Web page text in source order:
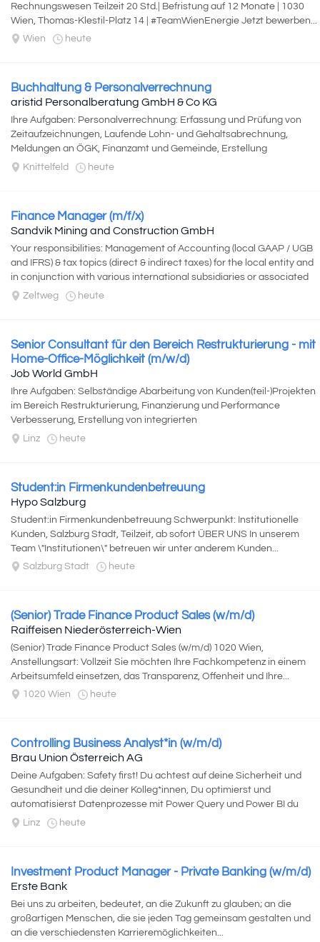
Rechnungswesen Teilzeit 20 Std.| Befristung auf 12 Monate | 1030
Wien, Thomas-Klestil-Platz 14 | #TeamWienEnergie Jetzt bewerben...
Wien
heute
Buchhaltung & Personalverrechnung
aristid Personalberatung GmbH & Co KG
Ihre Aufgaben: Personalverrechnung: Erfassung und Prüfung von
Zeitaufzeichnungen, Laufende Lohn- und Gehaltsabrechnung,
Meldungen an ÖGK, Finanzamt und Gemeinde, Erstellung
personalbezogener Dokumente und...
Knittelfeld heute
Finance Manager (m/f/x)
Sandvik Mining and Construction GmbH
Your responsibilities: Management of Accounting (local GAAP / UGB
and IFRS) & tax topics (direct & indirect taxes) for the local entity and
in conjunction with various international subsidiaries or associated
entities. Directing...
Zeltweg heute
Senior Consultant für den Bereich Restrukturierung - mit
Home-Office-Möglichkeit (m/w/d)
Job World GmbH
Ihre Aufgaben: Selbständige Abarbeitung von Kunden(teil-)Projekten
im Bereich Restrukturierung, Finanzierung und Performance
Verbesserung, Erstellung von integrierten
Unternehmsplanungen/Finanzmodellen...
Linz heute
Student:in Firmenkundenbetreuung
Hypo Salzburg
Student:in Firmenkundenbetreuung Schwerpunkt: Institutionelle
Kunden, Salzburg Stadt, Teilzeit, ab sofort ÜBER UNS In unserem
Team \"Institutionen\" betreuen wir unter anderem Kunden...
Salzburg Stadt
heute
(Senior) Trade Finance Product Sales (w/m/d)
Raiffeisen Niederösterreich-Wien
(Senior) Trade Finance Product Sales (w/m/d) 1020 Wien,
Anstellungsart: Vollzeit Sie möchten Ihre Fachkompetenz in einem
Arbeitsumfeld einsetzen, das Transparenz, Offenheit und Ihre...
1020 Wien
heute
Controlling Business Analyst*in (w/m/d)
Brau Union Österreich AG
Deine Aufgaben: Safety first! Du achtest auf deine Sicherheit und
Gesundheit und die deiner Kolleg*innen, Du optimierst und
automatisierst Datenprozesse mit Power Query und Power BI du
erkennst manuelle, repetitive...
Linz heute
Investment Product Manager - Private Banking (w/m/d)
Erste Bank
Bei uns zu arbeiten, bedeutet, an die Zukunft zu glauben; an die
großartigen Menschen, die sie jeden Tag gemeinsam gestalten und
an die verschiedensten Karrieremöglichkeiten...